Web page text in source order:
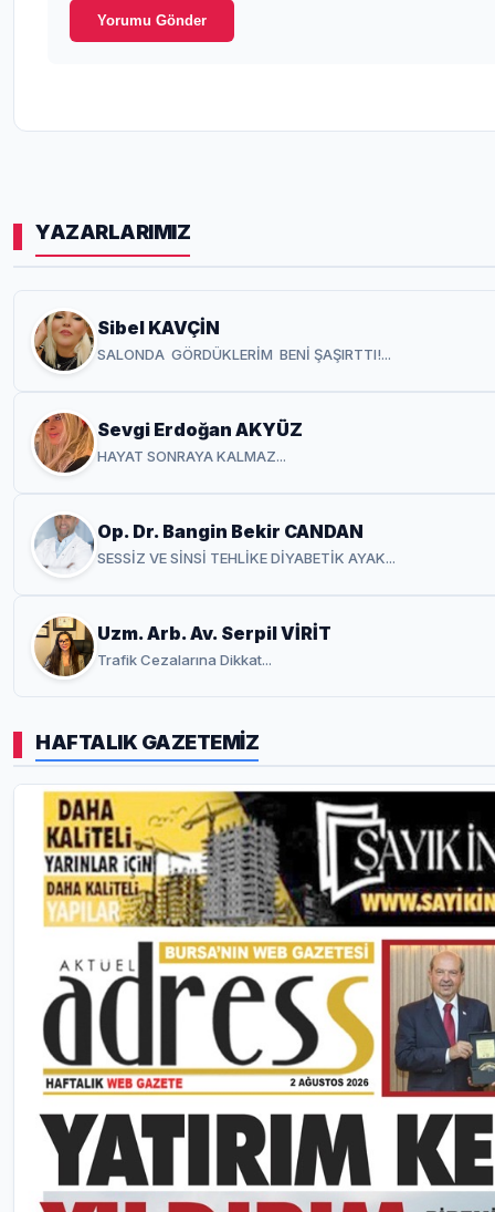
Yorumu Gönder
YAZARLARIMIZ
Sibel KAVÇİN
SALONDA GÖRDÜKLERİM BENİ ŞAŞIRTTI!...
Sevgi Erdoğan AKYÜZ
HAYAT SONRAYA KALMAZ...
Op. Dr. Bangin Bekir CANDAN
SESSİZ VE SİNSİ TEHLİKE DİYABETİK AYAK...
Uzm. Arb. Av. Serpil VİRİT
Trafik Cezalarına Dikkat...
HAFTALIK GAZETEMİZ